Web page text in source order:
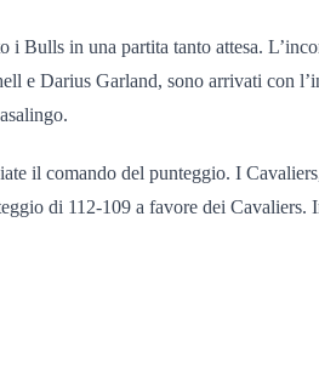
Bulls in una partita tanto attesa.
e Darius Garland, sono arrivati con
il comando del punteggio. I
di 112-109 a favore dei